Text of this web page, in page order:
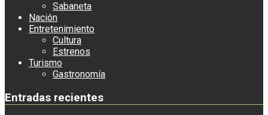
Sabaneta
Nación
Entretenimiento
Cultura
Estrenos
Turismo
Gastronomía
Entradas recientes